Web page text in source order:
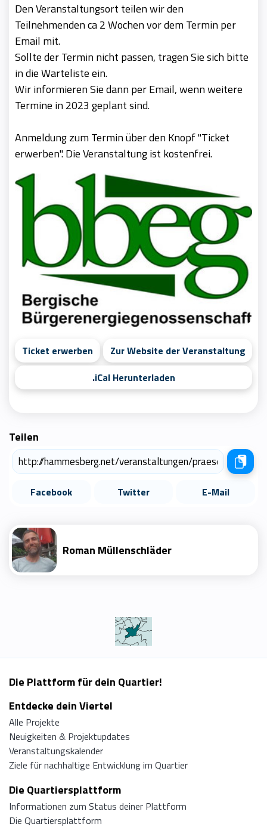
Den Veranstaltungsort teilen wir den
Teilnehmenden ca 2 Wochen vor dem Termin per
Email mit.
Sollte der Termin nicht passen, tragen Sie sich bitte
in die Warteliste ein.
Wir informieren Sie dann per Email, wenn weitere
Termine in 2023 geplant sind.
Anmeldung zum Termin über den Knopf "Ticket
erwerben". Die Veranstaltung ist kostenfrei.
Ticket erwerben
Zur Website der Veranstaltung
.iCal Herunterladen
Teilen
Facebook Twitter E-Mail
Roman Müllenschläder
Die Plattform für dein Quartier!
Entdecke dein Viertel
Alle Projekte
Neuigkeiten & Projektupdates
Veranstaltungskalender
Ziele für nachhaltige Entwicklung im Quartier
Die Quartiersplattform
Informationen zum Status deiner Plattform
Die Quartiersplattform